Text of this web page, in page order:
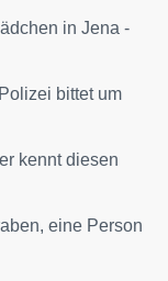
in Jena -
bittet um
kennt diesen
eine Person